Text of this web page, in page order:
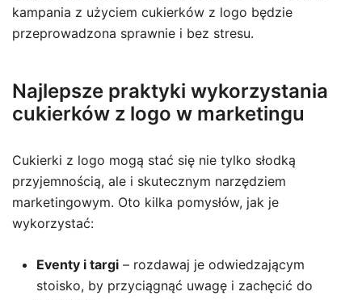
kampania z użyciem cukierków z logo będzie
przeprowadzona sprawnie i bez stresu.
Najlepsze praktyki wykorzystania
cukierków z logo w marketingu
Cukierki z logo mogą stać się nie tylko słodką
przyjemnością, ale i skutecznym narzędziem
marketingowym. Oto kilka pomysłów, jak je
wykorzystać:
Eventy i targi – rozdawaj je odwiedzającym
stoisko, by przyciągnąć uwagę i zachęcić do